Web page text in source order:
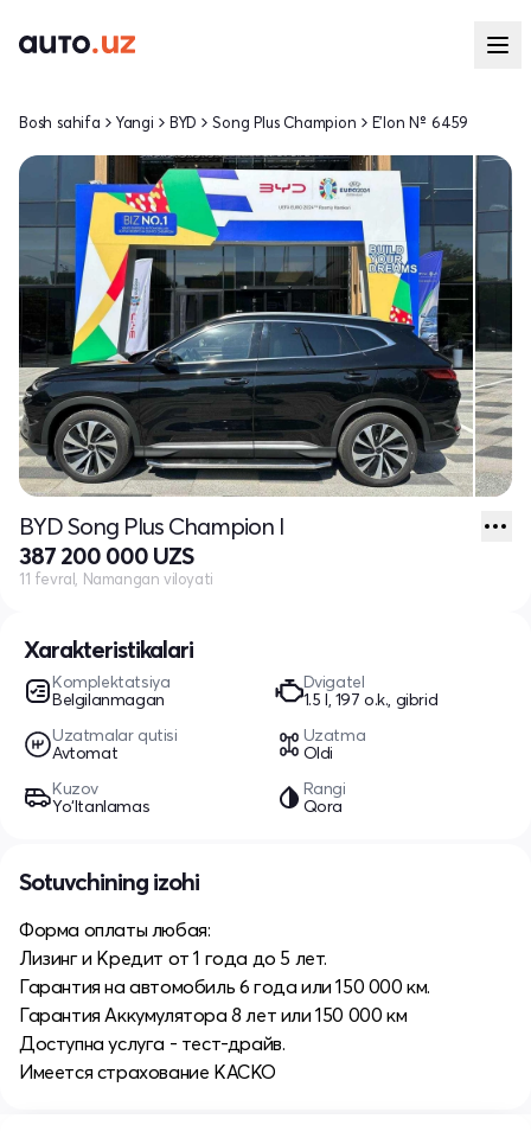
Xarakteristikalari
Komplektatsiya
Belgilanmagan
Dvigatel
1.5 l, 197 o.k., gibrid
Uzatmalar qutisi
Avtomat
Uzatma
Oldi
Kuzov
Yo‘ltanlamas
Rangi
Qora
Bosh sahifa Yangi BYD Song Plus Champion E'lon № 6459
BYD Song Plus Champion I
387 200 000 UZS
11 fevral, Namangan viloyati
Sotuvchining izohi
Форма оплаты любая:
Лизинг и Кредит от 1 года до 5 лет.
Гарантия на автомобиль 6 года или 150 000 км.
Гарантия Аккумулятора 8 лет или 150 000 км
Доступна услуга - тест-драйв.
Имеется страхование КАСКО